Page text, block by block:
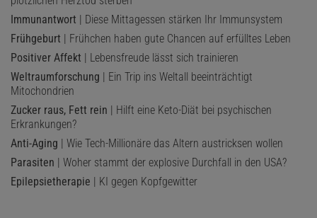
Immunantwort | Diese Mittagessen stärken Ihr Immunsystem
Frühgeburt | Frühchen haben gute Chancen auf erfülltes Leben
Positiver Affekt | Lebensfreude lässt sich trainieren
Weltraumforschung | Ein Trip ins Weltall beeinträchtigt
Mitochondrien
Zucker raus, Fett rein | Hilft eine Keto-Diät bei psychischen
Erkrankungen?
Anti-Aging | Wie Tech-Millionäre das Altern austricksen wollen
Parasiten | Woher stammt der explosive Durchfall in den USA?
Epilepsietherapie | KI gegen Kopfgewitter